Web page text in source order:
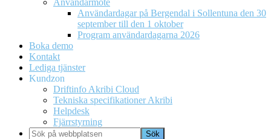
Användarmöte
Användardagar på Bergendal i Sollentuna den 30
september till den 1 oktober
Program användardagarna 2026
Boka demo
Kontakt
Lediga tjänster
Kundzon
Driftinfo Akribi Cloud
Tekniska specifikationer Akribi
Helpdesk
Fjärrstyrning
Sök